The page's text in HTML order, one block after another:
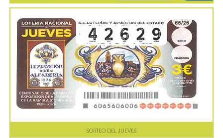
SORTEO DEL JUEVES